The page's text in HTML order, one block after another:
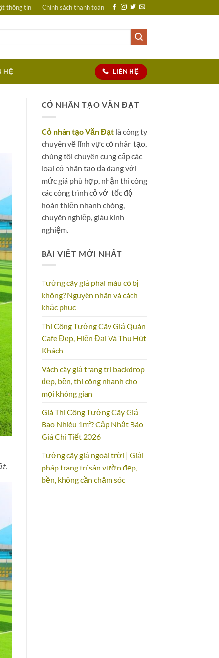
thông tin Chính sách thanh toán
HỆ LIÊN HỆ
CỎ NHÂN TẠO VĂN ĐẠT
Cỏ nhân tạo Văn Đạtlà công ty
chuyên về lĩnh vực cỏ nhân tạo,
chúng tôi chuyên cung cấp các
loại cỏ nhân tạo đa dạng với
mức giá phù hợp, nhận thi công
các công trình cỏ với tốc độ
hoàn thiện nhanh chóng,
chuyên nghiệp, giàu kinh
nghiệm.
BÀI VIẾT MỚI NHẤT
Tường cây giả phai màu có bị
không? Nguyên nhân và cách
khắc phục
Thi Công Tường Cây Giả Quán
Cafe Đẹp, Hiện Đại Và Thu Hút
Khách
Vách cây giả trang trí backdrop
đẹp, bền, thi công nhanh cho
mọi không gian
Giá Thi Công Tường Cây Giả
Bao Nhiêu 1m²? Cập Nhật Báo
Giá Chi Tiết 2026
Tường cây giả ngoài trời | Giải
pháp trang trí sân vườn đẹp,
bền, không cần chăm sóc